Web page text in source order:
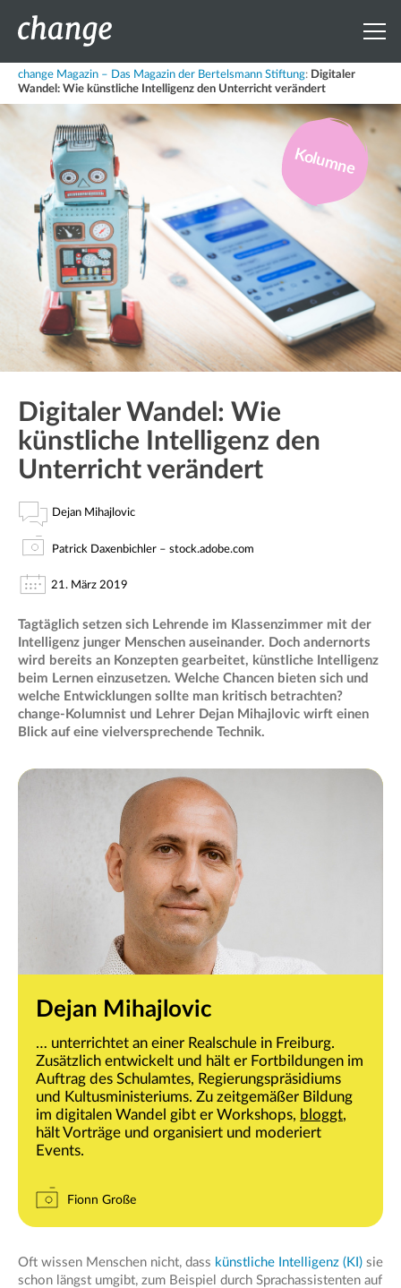
change Magazin – Das Magazin der Bertelsmann Stiftung: Digitaler
Wandel: Wie künstliche Intelligenz den Unterricht verändert
Kolumne
Digitaler Wandel: Wie
künstliche Intelligenz den
Unterricht verändert
Dejan Mihajlovic
Patrick Daxenbichler – stock.adobe.com
21. März 2019
Tagtäglich setzen sich Lehrende im Klassenzimmer mit der
Intelligenz junger Menschen auseinander. Doch andernorts
wird bereits an Konzepten gearbeitet, künstliche Intelligenz
beim Lernen einzusetzen. Welche Chancen bieten sich und
welche Entwicklungen sollte man kritisch betrachten?
change-Kolumnist und Lehrer Dejan Mihajlovic wirft einen
Blick auf eine vielversprechende Technik.
Dejan Mihajlovic
… unterrichtet an einer Realschule in Freiburg.
Zusätzlich entwickelt und hält er Fortbildungen im
Auftrag des Schulamtes, Regierungspräsidiums
und Kultusministeriums. Zu zeitgemäßer Bildung
im digitalen Wandel gibt er Workshops, bloggt,
hält Vorträge und organisiert und moderiert
Events.
Fionn Große
Oft wissen Menschen nicht, dass künstliche Intelligenz (KI) sie
schon längst umgibt, zum Beispiel durch Sprachassistenten auf